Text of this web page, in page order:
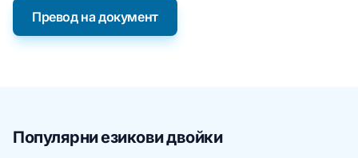
Превод на документ
Популярни езикови двойки